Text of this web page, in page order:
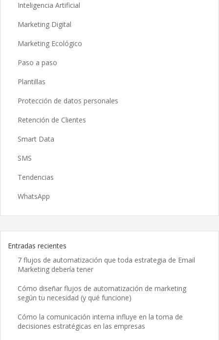
Inteligencia Artificial
Marketing Digital
Marketing Ecológico
Paso a paso
Plantillas
Protección de datos personales
Retención de Clientes
Smart Data
SMS
Tendencias
WhatsApp
Entradas recientes
7 flujos de automatización que toda estrategia de Email
Marketing debería tener
Cómo diseñar flujos de automatización de marketing
según tu necesidad (y qué funcione)
Cómo la comunicación interna influye en la toma de
decisiones estratégicas en las empresas